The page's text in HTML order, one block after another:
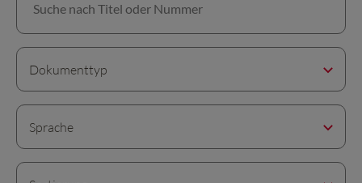
Suche nach Titel oder Nummer
Dokumenttyp
Sprache